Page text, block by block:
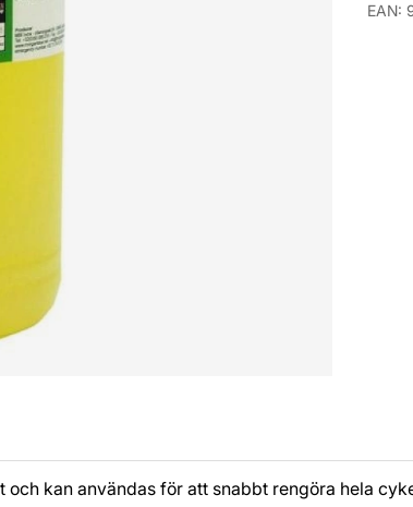
EAN:
kan användas för att snabbt rengöra hela